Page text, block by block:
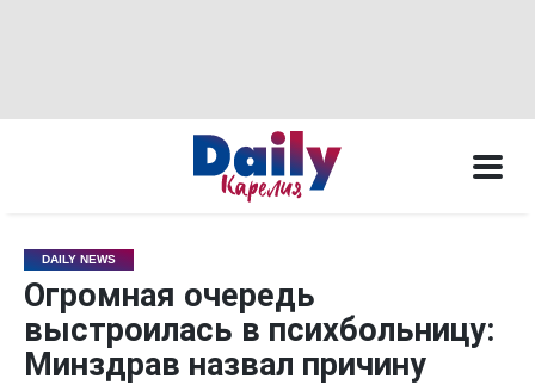
DAILY NEWS
Огромная очередь
выстроилась в психбольницу:
Минздрав назвал причину